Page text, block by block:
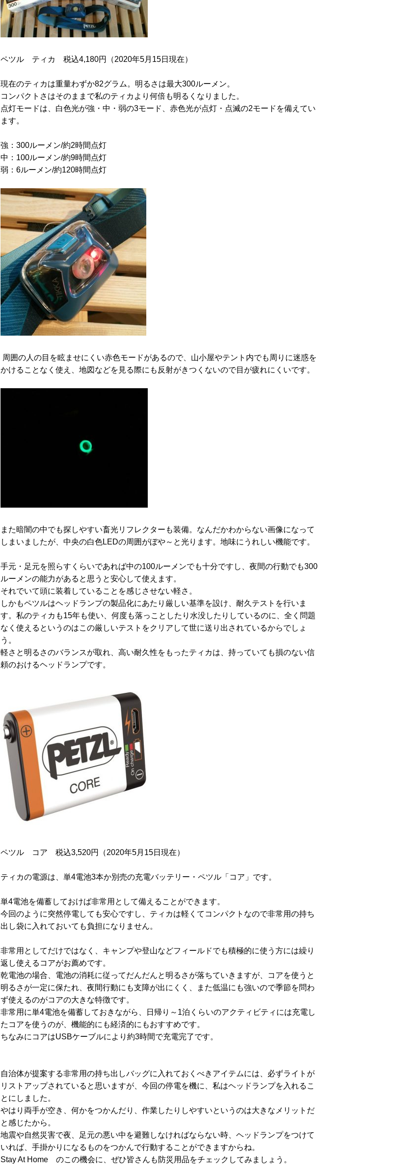
ペツル ティカ 税込4,180円（2020年5月 15日現在）
現在のティカは重量わずか82グラム。明るさは最大300ルーメン。
コンパクトさはそのままで私のティカより何倍も明るくなりました。
点灯モードは、白色光が強・中・弱の3モード、赤色光が点灯・点滅の2モードを備えてい
ます。
強： 300ルーメン/約2時間点灯
中： 100ルーメン/約9時間点灯
弱： 6ルーメン/約120時間点灯
周囲の人の目を眩ませにくい赤色モードがあるので、山小屋やテント内でも周りに迷惑を
かけることなく使え、地図などを見る際にも反射がきつくないので目が疲れにくいです。
また暗闇の中でも探しやすい畜光リフレクターも装備。なんだかわからない画像になって
しまいましたが、中央の白色LEDの周囲がぼや～と光ります。地味にうれしい機能です。
手元・足元を照らすくらいであれば中の100ルーメンでも十分ですし、夜間の行動でも300
ルーメンの能力があると思うと安心して使えます。
それでいて頭に装着していることを感じさせない軽さ。
しかもペツルはヘッドランプの製品化にあたり厳しい基準を設け、耐久テストを行いま
す。私のティカも15年も使い、何度も落っことしたり水没したりしているのに、全く問題
なく使えるというのはこの厳しいテストをクリアして世に送り出されているからでしょ
う。
軽さと明るさのバランスが取れ、高い耐久性をもったティカは、持っていても損のない信
頼のおけるヘッドランプです。
ペツル コア 税込3,520円（2020年5月 15日現在）
ティカの電源は、単4電池3本か別売の充電バッテリー・ペツル「コア」です。
単4電池を備蓄しておけば非常用として備えることができます。
今回のように突然停電しても安心ですし、ティカは軽くてコンパクトなので非常用の持ち
出し袋に入れておいても負担になりません。
非常用としてだけではなく、キャンプや登山などフィールドでも積極的に使う方には繰り
返し使えるコアがお薦めです。
乾電池の場合、電池の消耗に従ってだんだんと明るさが落ちていきますが、コアを使うと
明るさが一定に保たれ、夜間行動にも支障が出にくく、また低温にも強いので季節を問わ
ず使えるのがコアの大きな特徴です。
非常用に単4電池を備蓄しておきながら、日帰り～ 1泊くらいのアクティビティには充電し
たコアを使うのが、機能的にも経済的にもおすすめです。
ちなみにコアはUSBケーブルにより約3時間で充電完了です。
自治体が提案する非常用の持ち出しバッグに入れておくべきアイテムには、必ずライトが
リストアップされていると思いますが、今回の停電を機に、私はヘッドランプを入れるこ
とにしました。
やはり両手が空き、何かをつかんだり、作業したりしやすいというのは大きなメリットだ
と感じたから。
地震や自然災害で夜、足元の悪い中を避難しなければならない時、ヘッドランプをつけて
いれば、手掛かりになるものをつかんで行動することができますからね。
Stay At Home のこの機会に、ぜひ皆さんも防災用品をチェックしてみましょう。